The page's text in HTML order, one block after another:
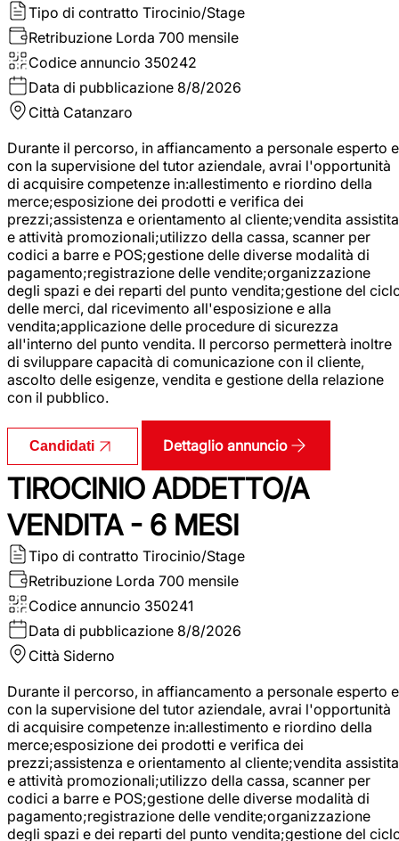
Tipo di contratto Tirocinio/Stage
Retribuzione Lorda 700 mensile
Codice annuncio 350242
Data di pubblicazione 8/8/2026
Città Catanzaro
Durante il percorso, in affiancamento a personale esperto e
con la supervisione del tutor aziendale, avrai l'opportunità
di acquisire competenze in:allestimento e riordino della
merce;esposizione dei prodotti e verifica dei
prezzi;assistenza e orientamento al cliente;vendita assistita
e attività promozionali;utilizzo della cassa, scanner per
codici a barre e POS;gestione delle diverse modalità di
pagamento;registrazione delle vendite;organizzazione
degli spazi e dei reparti del punto vendita;gestione del
delle merci, dal ricevimento all'esposizione e alla
vendita;applicazione delle procedure di sicurezza
all'interno del punto vendita. Il percorso permetterà inoltre
di sviluppare capacità di comunicazione con il cliente,
ascolto delle esigenze, vendita e gestione della relazione
con il pubblico.
Candidati Dettaglio annuncio
TIROCINIO ADDETTO/A
VENDITA - 6 MESI
Tipo di contratto Tirocinio/Stage
Retribuzione Lorda 700 mensile
Codice annuncio 350241
Data di pubblicazione 8/8/2026
Città Siderno
Durante il percorso, in affiancamento a personale esperto e
con la supervisione del tutor aziendale, avrai l'opportunità
di acquisire competenze in:allestimento e riordino della
merce;esposizione dei prodotti e verifica dei
prezzi;assistenza e orientamento al cliente;vendita assistita
e attività promozionali;utilizzo della cassa, scanner per
codici a barre e POS;gestione delle diverse modalità di
pagamento;registrazione delle vendite;organizzazione
degli spazi e dei reparti del punto vendita;gestione del